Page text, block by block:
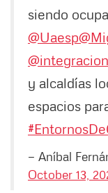
siendo
@Uaesp
y alcaldías
espacios
— Aníbal
October 13,